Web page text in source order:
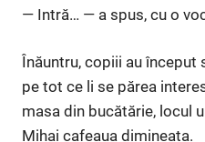
— Intră… — a spus, cu o
Înăuntru, copiii au început
pe tot ce li se părea
masa din bucătărie, locul
Mihai cafeaua dimineața.